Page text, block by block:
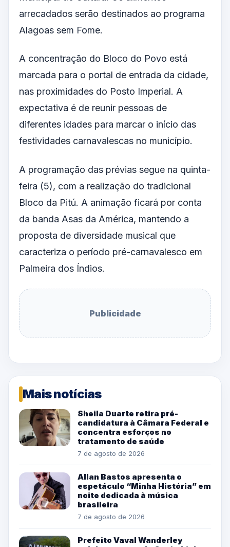
arrecadados serão destinados ao programa
Alagoas sem Fome.
A concentração do Bloco do Povo está
marcada para o portal de entrada da cidade,
nas proximidades do Posto Imperial. A
expectativa é de reunir pessoas de
diferentes idades para marcar o início das
festividades carnavalescas no município.
A programação das prévias segue na quinta-
feira (5), com a realização do tradicional
Bloco da Pitú. A animação ficará por conta
da banda Asas da América, mantendo a
proposta de diversidade musical que
caracteriza o período pré-carnavalesco em
Palmeira dos Índios.
Publicidade
Mais notícias
Sheila Duarte retira pré-
candidatura à Câmara Federal e
concentra esforços no
tratamento de saúde
7 de agosto de 2026
Allan Bastos apresenta o
espetáculo “Minha História” em
noite dedicada à música
brasileira
7 de agosto de 2026
Prefeito Vaval Wanderley